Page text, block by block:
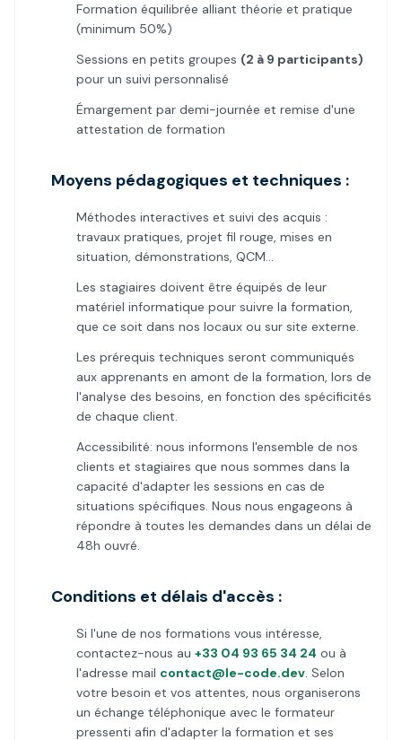
Formation équilibrée alliant théorie et pratique
(minimum 50%)
Sessions en petits groupes (2 à 9 participants)
pour un suivi personnalisé
Émargement par demi-journée et remise d'une
attestation de formation
Moyens pédagogiques et techniques :
Méthodes interactives et suivi des acquis :
travaux pratiques, projet fil rouge, mises en
situation, démonstrations, QCM…
Les stagiaires doivent être équipés de leur
matériel informatique pour suivre la formation,
que ce soit dans nos locaux ou sur site externe.
Les prérequis techniques seront communiqués
aux apprenants en amont de la formation, lors de
l'analyse des besoins, en fonction des spécificités
de chaque client.
Accessibilité: nous informons l'ensemble de nos
clients et stagiaires que nous sommes dans la
capacité d'adapter les sessions en cas de
situations spécifiques. Nous nous engageons à
répondre à toutes les demandes dans un délai de
48h ouvré.
Conditions et délais d'accès :
Si l'une de nos formations vous intéresse,
contactez-nous au +33 04 93 65 34 24 ou à
l'adresse mail contact@le-code.dev. Selon
votre besoin et vos attentes, nous organiserons
un échange téléphonique avec le formateur
pressenti afin d'adapter la formation et ses